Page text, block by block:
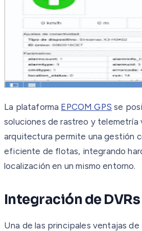
La plataforma EPCOM GPS se
soluciones de rastreo y telemetría
arquitectura permite una gestión
eficiente de flotas, integrando
localización en un mismo entorno.
Integración de
Una de las principales ventajas de